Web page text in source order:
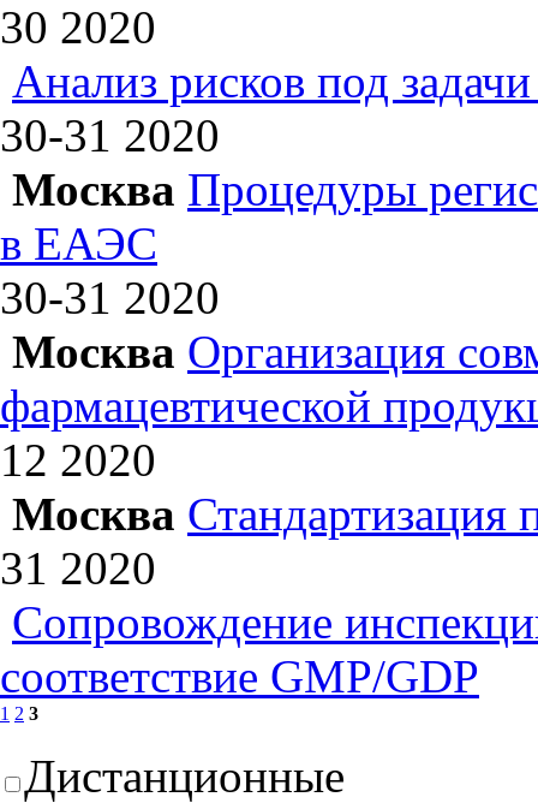
30 2020
Анализ рисков под
30-31 2020
Москва Процедуры
в ЕАЭС
30-31 2020
Москва Организация
фармацевтической
12 2020
Москва Стандартизация
31 2020
Сопровождение
соответствие GMP/GDP
1 2 3
Дистанционные